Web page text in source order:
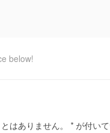
below!
はありません。 * が付い